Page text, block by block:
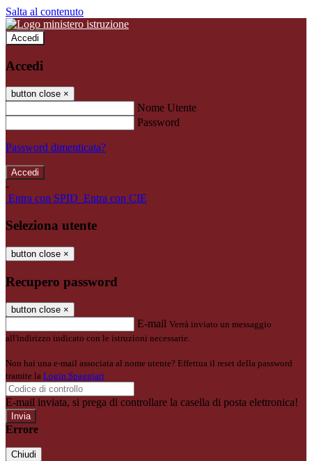
Salta al contenuto
Accedi
Accedi
button close ×
Nome Utente
Password
Password dimenticata?
-
Entra con SPID Entra con CIE
Seleziona utente
button close ×
Recupero password
button close ×
E-mail Verrà inviato un messaggio
all'indirizzo indicato con le istruzioni necessarie.
Non hai una e-mail associata al nome utente? Effettua il reset della password
tramite la Login Spaggiari
E-mail inviata, si prega di controllare la casella di posta elettronica!
Errore
Chiudi